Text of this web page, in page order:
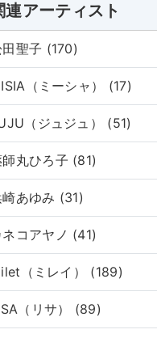
連アーティスト
聖子 (170)
（ミーシャ） (17)
（ジュジュ） (51)
丸ひろ子 (81)
あゆみ (31)
ネコアヤノ (41)
（ミレイ） (189)
（リサ） (89)